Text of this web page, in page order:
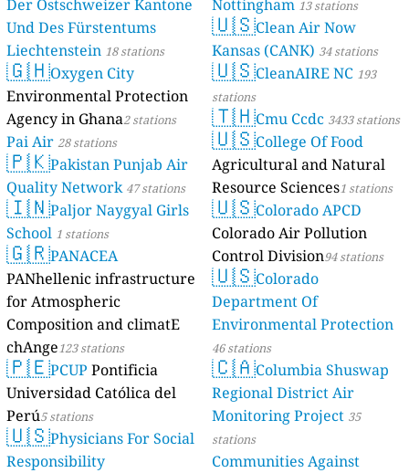
Nottingham 13 stations
🇺🇸Clean Air Now
Kansas (CANK) 34 stations
🇺🇸CleanAIRE NC 193
stations
🇹🇭Cmu Ccdc 3433 stations
🇺🇸College Of Food
Agricultural and Natural
Resource Sciences1 stations
🇺🇸Colorado APCD
Colorado Air Pollution
Control Division94 stations
🇺🇸Colorado
Department Of
Environmental Protection
46 stations
🇨🇦Columbia Shuswap
Regional District Air
Monitoring Project 35
stations
Communities Against
Der Ostschweizer Kantone
Und Des Fürstentums
Liechtenstein 18 stations
🇬🇭Oxygen City
Environmental Protection
Agency in Ghana2 stations
Pai Air 28 stations
🇵🇰Pakistan Punjab Air
Quality Network 47 stations
🇮🇳Paljor Naygyal Girls
School 1 stations
🇬🇷PANACEA
PANhellenic infrastructure
for Atmospheric
Composition and climatE
chAnge123 stations
🇵🇪PCUPPontificia
Universidad Católica del
Perú5 stations
🇺🇸Physicians For Social
Responsibility